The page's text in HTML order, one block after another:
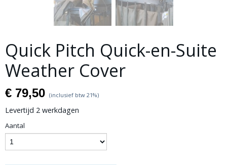
Quick Pitch Quick-en-Suite
Weather Cover
€ 79,50 (inclusief btw 21%)
Levertijd 2 werkdagen
Aantal